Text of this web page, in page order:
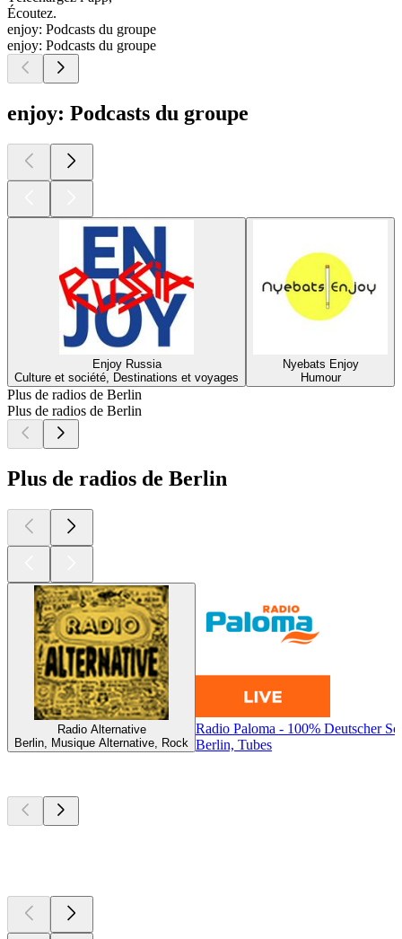
Écoutez.
enjoy: Podcasts du groupe
enjoy: Podcasts du groupe
enjoy: Podcasts du groupe
Enjoy Russia
Culture et société, Destinations et voyages
Nyebats Enjoy
Humour
Plus de radios de Berlin
Plus de radios de Berlin
Plus de radios de Berlin
Radio Alternative
Berlin, Musique Alternative, Rock
Radio Paloma - 100% Deutscher
Berlin, Tubes